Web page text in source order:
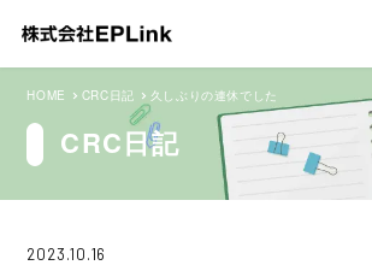
HOME CRC日記 久しぶりの連休でした
CRC日記
2023.10.16